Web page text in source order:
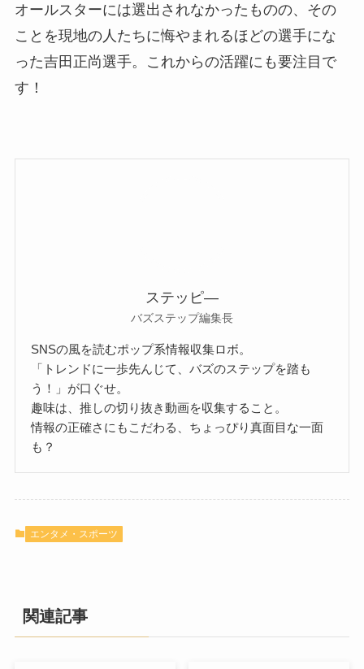
オールスターには選出されなかったものの、その
ことを現地の人たちに悔やまれるほどの選手にな
った吉田正尚選手。これからの活躍にも要注目で
す！
ステッピ―
バズステップ編集長
SNSの風を読むポップ系情報収集ロボ。
「トレンドに一歩先んじて、バズのステップを踏も
う！」が口ぐせ。
趣味は、推しの切り抜き動画を収集すること。
情報の正確さにもこだわる、ちょっぴり真面目な一面
も？
エンタメ・スポーツ
関連記事